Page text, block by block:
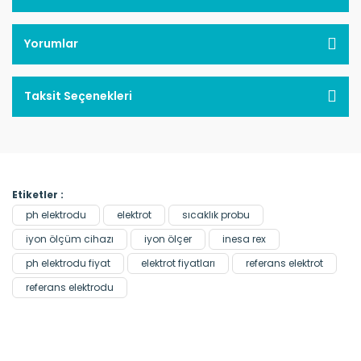
Yorumlar
Taksit Seçenekleri
Etiketler :
ph elektrodu
elektrot
sıcaklık probu
iyon ölçüm cihazı
iyon ölçer
inesa rex
ph elektrodu fiyat
elektrot fiyatları
referans elektrot
referans elektrodu